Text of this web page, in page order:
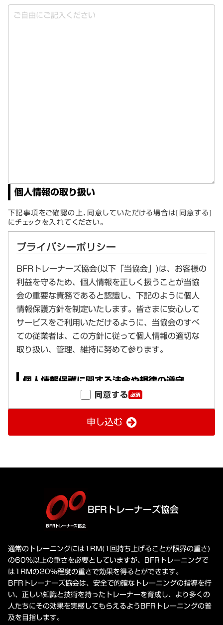
個人情報の取り扱い
下記事項をご確認の上、同意していただける場合は[同意する]
にチェックを入れてください。
同意する 必須
申し込む
BFRトレーナーズ協会
通常のトレーニングには1RM(1回持ち上げることが限界の重さ)
の60%以上の重さを必要としていますが、BFRトレーニングで
は1RMの20%程度の重さで効果を得るとができます。
BFRトレーナーズ協会は、安全で的確なトレーニングの指導を行
い、正しい知識と技術を持ったトレーナーを育成し、より多くの
人たちにその効果を実感してもらえるようBFRトレーニングの普
及を目指します。